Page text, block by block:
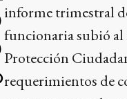
informe trimestral
funcionaria subió al
Protección
requerimientos de